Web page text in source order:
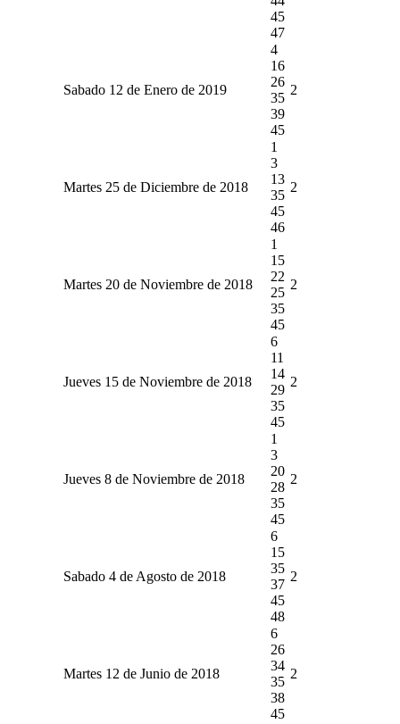
45
47
Sabado 12 de Enero de 2019
4
16
26
35
39
45
2
Martes 25 de Diciembre de 2018
1
3
13
35
45
46
2
Martes 20 de Noviembre de 2018
1
15
22
25
35
45
2
Jueves 15 de Noviembre de 2018
6
11
14
29
35
45
2
Jueves 8 de Noviembre de 2018
1
3
20
28
35
45
2
Sabado 4 de Agosto de 2018
6
15
35
37
45
48
2
Martes 12 de Junio de 2018
6
26
34
35
38
45
2